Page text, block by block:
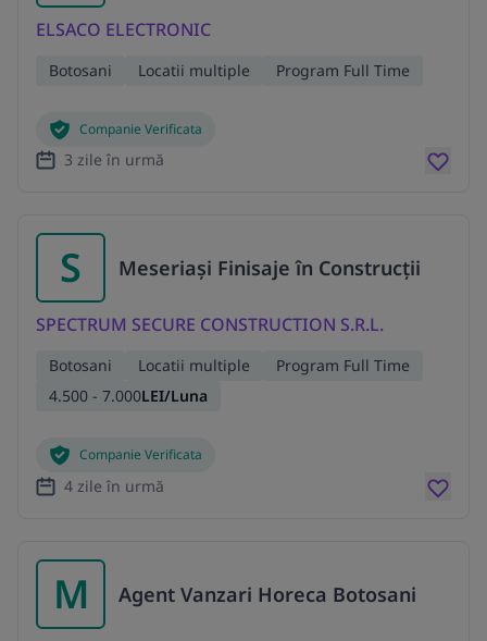
ELSACO ELECTRONIC
Botosani Locatii multiple Program Full Time
Companie Verificata
3 zile în urmă
S Meseriași Finisaje în Construcții
SPECTRUM SECURE CONSTRUCTION S.R.L.
Botosani Locatii multiple
Program Full Time
4.500 - 7.000LEI/Luna
Companie Verificata
4 zile în urmă
M Agent Vanzari Horeca Botosani